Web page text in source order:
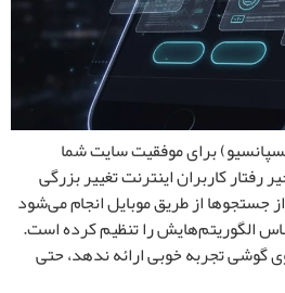
برای موفقیت سایت شما
کاربران اینترنت تغییر بزرگی
از طریق موبایل انجام می‌شود
الگوریتم‌هایش را تنظیم کرده است.
گوشی تجربه خوبی ارائه ندهد، حتی